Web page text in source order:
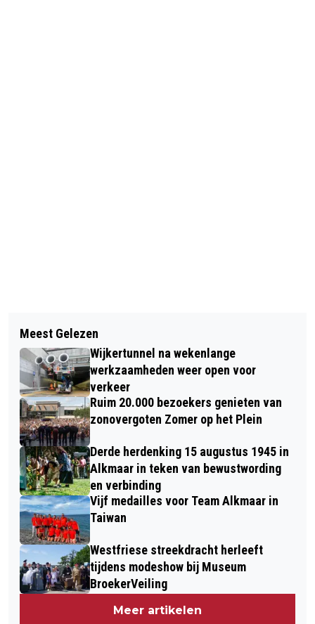
MOLENS OPENEN WEER DE DEUREN OP
NATIONALE MOLENDAGEN
POLITIE ALKMAAR ZOEKT GETUIGEN
EN BEELDEN SCHIETINCIDENT
TERSCHELLINGSTRAAT
Meest Gelezen
Wijkertunnel na wekenlange
werkzaamheden weer open voor
verkeer
Ruim 20.000 bezoekers genieten van
zonovergoten Zomer op het Plein
Derde herdenking 15 augustus 1945 in
Alkmaar in teken van bewustwording
en verbinding
Vijf medailles voor Team Alkmaar in
Taiwan
Westfriese streekdracht herleeft
tijdens modeshow bij Museum
BroekerVeiling
Meer artikelen